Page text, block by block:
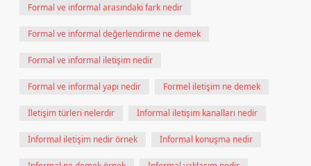
Formal ve informal arasındaki fark nedir
Formal ve informal değerlendirme ne demek
Formal ve informal iletişim nedir
Formal ve informal yapı nedir Formel iletişim ne demek
İletişim türleri nelerdir İnformal iletişim kanalları nedir
İnformal iletişim nedir örnek İnformal konuşma nedir